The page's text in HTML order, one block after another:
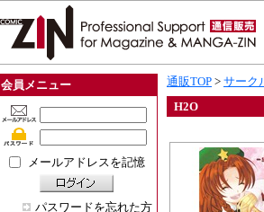
会員メニュー
メールアドレスを記憶
パスワードを忘れた方
通販TOP > サーク
H2O